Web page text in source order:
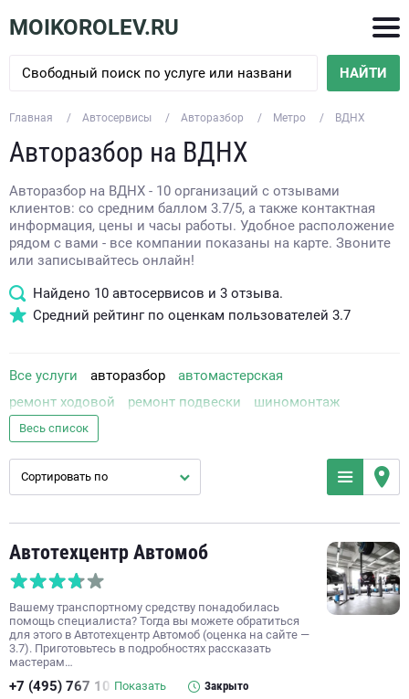
MOIKOROLEV.RU
НАЙТИ
Главная Автосервисы Авторазбор Метро ВДНХ
Авторазбор на ВДНХ
Авторазбор на ВДНХ - 10 организаций с отзывами
клиентов: со средним баллом 3.7/5, а также контактная
информация, цены и часы работы. Удобное расположение
рядом с вами - все компании показаны на карте. Звоните
или записывайтесь онлайн!
Найдено 10 автосервисов и 3 отзыва.
Средний рейтинг по оценкам пользователей 3.7
Все услуги авторазбор
автомастерская
ремонт ходовой
ремонт подвески
шиномонтаж
кузовной ремонт
компьютерная диагностика автомобиля
слесарный ремонт
заправка кондиционера
ремонт АКПП
тюнинг автомойка
покраска кузова
ремонт выхлопных систем
техническое обслуживание автомобиля
замена передних тормозных колодок
ремонт дизельных двигателей
диагностика МКПП
ремонт генератора автомобиля
Весь список
Сортировать по
Автотехцентр Автомоб
Вашему транспортному средству понадобилась
помощь специалиста? Тогда вы можете обратиться
для этого в Автотехцентр Автомоб (оценка на сайте —
3.7). Приготовьтесь в подробностях рассказать
мастерам…
+7 (495) 767 10 Показать Закрыто